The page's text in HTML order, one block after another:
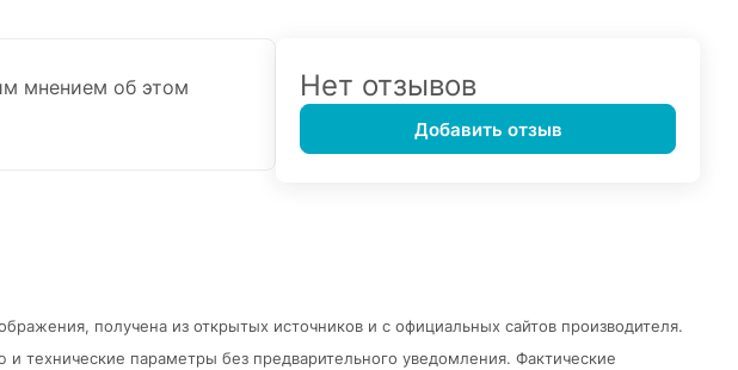
мнением об этом
Нет отзывов
Добавить отзыв
получена из открытых источников и с официальных сайтов производителя.
технические параметры без предварительного уведомления. Фактические